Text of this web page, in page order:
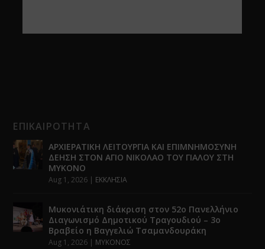
ΕΠΙΚΑΙΡΟΤΗΤΑ
ΑΡΧΙΕΡΑΤΙΚΗ ΛΕΙΤΟΥΡΓΙΑ ΚΑΙ ΕΠΙΜΝΗΜΟΣΥΝΗ
ΔΕΗΣΗ ΣΤΟΝ ΑΓΙΟ ΝΙΚΟΛΑΟ ΤΟΥ ΓΙΑΛΟΥ ΣΤΗ
ΜΥΚΟΝΟ
Aug 1, 2026 | ΕΚΚΛΗΣΙΑ
Μυκονιάτικη διάκριση στον 52ο Πανελλήνιο
Διαγωνισμό Δημοτικού Τραγουδιού – 3ο
Βραβείο η Βαγγελιώ Τσαμανδουράκη
Aug 1, 2026 | ΜΥΚΟΝΟΣ